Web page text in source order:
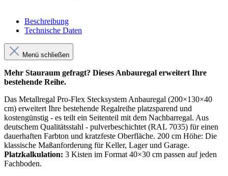
Beschreibung
Technische Daten
Menü schließen
Mehr Stauraum gefragt? Dieses Anbauregal erweitert Ihre
bestehende Reihe.
Das Metallregal Pro-Flex Stecksystem Anbauregal (200×130×40
cm) erweitert Ihre bestehende Regalreihe platzsparend und
kostengünstig - es teilt ein Seitenteil mit dem Nachbarregal. Aus
deutschem Qualitätsstahl - pulverbeschichtet (RAL 7035) für einen
dauerhaften Farbton und kratzfeste Oberfläche. 200 cm Höhe: Die
klassische Maßanforderung für Keller, Lager und Garage.
Platzkalkulation: 3 Kisten im Format 40×30 cm passen auf jeden
Fachboden.